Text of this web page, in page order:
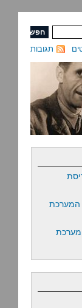
תגובות
המערכת